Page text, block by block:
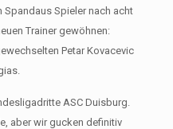
Spieler nach acht
Trainer gewöhnen:
Petar Kovacevic
ASC Duisburg.
aber wir gucken definitiv